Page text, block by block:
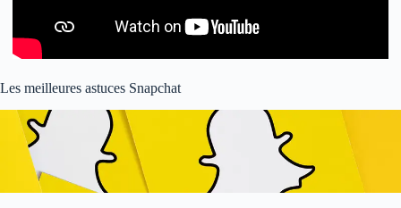
Les meilleures astuces Snapchat